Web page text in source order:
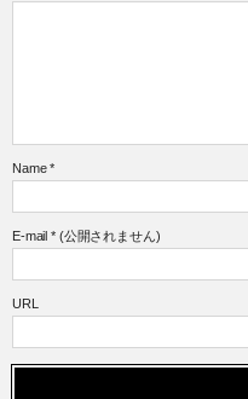
Name *
E-mail *(公開されません)
URL